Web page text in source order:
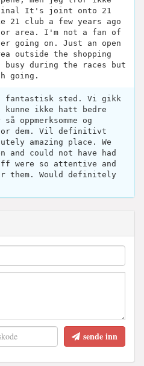
It's joint onto 21
21 club a few years ago
area. I'm not a fan of
going on. Just an open
outside the shopping
busy during the races but
going.
fantastisk sted. Vi gikk
kunne ikke hatt bedre
oppmerksomme og
dem. Vil definitivt
amazing place. We
and could not have had
were so attentive and
them. Would definitely
sende inn